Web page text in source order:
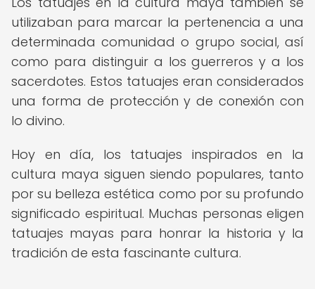
utilizaban para marcar la pertenencia a una
determinada comunidad o grupo social, así
como para distinguir a los guerreros y a los
sacerdotes. Estos tatuajes eran considerados
una forma de protección y de conexión con
lo divino.
Hoy en día, los tatuajes inspirados en la
cultura maya siguen siendo populares, tanto
por su belleza estética como por su profundo
significado espiritual. Muchas personas eligen
tatuajes mayas para honrar la historia y la
tradición de esta fascinante cultura.